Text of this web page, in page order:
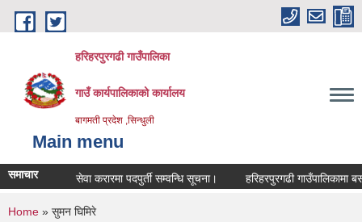
Skip to main content
हरिहरपुरगढी गाउँपालिका
गाउँ कार्यपालिकाको कार्यालय
बागमती प्रदेश ,सिन्धुली
Main menu
समाचार सेवा करारमा पदपुर्ती सम्वन्धि सूचना। हरिहरपुरगढी गाउँपालिकामा
You are here
Home » सुमन घिमिरे